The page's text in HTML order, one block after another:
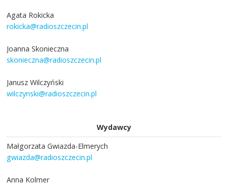
Agata Rokicka
rokicka@radioszczecin.pl
Joanna Skonieczna
skonieczna@radioszczecin.pl
Janusz Wilczyński
wilczynski@radioszczecin.pl
Wydawcy
Małgorzata Gwiazda-Elmerych
gwiazda@radioszczecin.pl
Anna Kolmer